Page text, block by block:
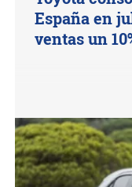
España en
ventas un